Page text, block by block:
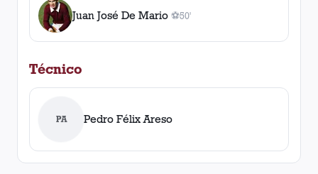
Juan José De Mario ⚽
1gol
50'
Técnico
PA Pedro Félix Areso